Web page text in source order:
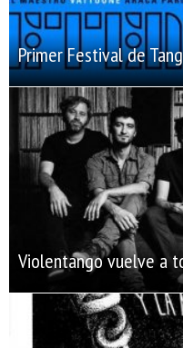
Primer Festival de
Violentango vuelve a